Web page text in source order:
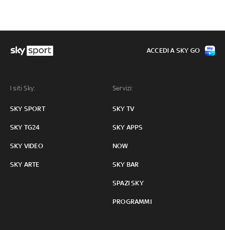
I siti Sky:
SKY SPORT
SKY TG24
SKY VIDEO
SKY ARTE
Servizi:
SKY TV
SKY APPS
NOW
SKY BAR
SPAZI SKY
PROGRAMMI
ACCEDI A SKY GO